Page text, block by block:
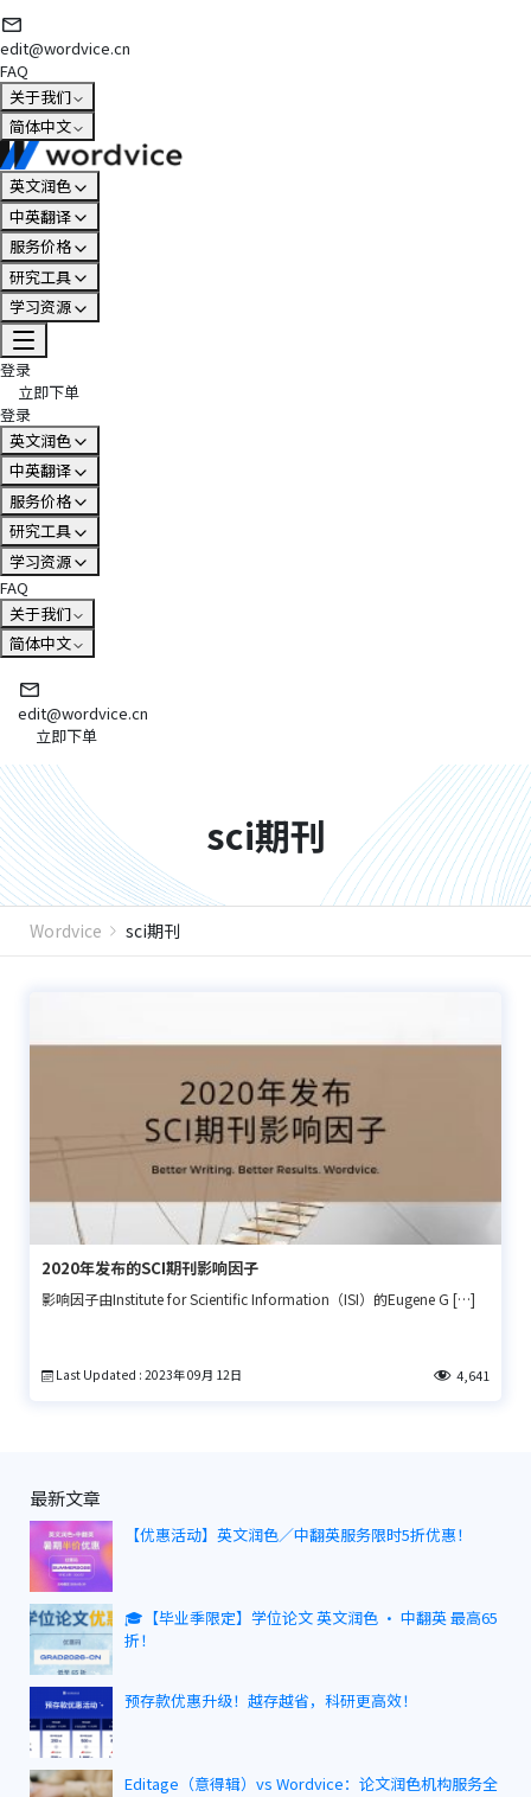
edit@wordvice.cn
FAQ
关于我们
简体中文
英文润色
中英翻译
服务价格
研究工具
学习资源
登录
立即下单
登录
英文润色
中英翻译
服务价格
研究工具
学习资源
FAQ
关于我们
简体中文
edit@wordvice.cn
立即下单
sci期刊
Wordvice sci期刊
2020年发布的SCI期刊影响因子
影响因子由Institute for Scientific Information（ISI）的Eugene G […]
Last Updated : 2023年 09月 12日 4,641
最新文章
【优惠活动】英文润色／中翻英服务限时5折优惠！
🎓【毕业季限定】学位论文 英文润色 · 中翻英 最高65
折！
预存款优惠升级！越存越省，科研更高效！
Editage（意得辑）vs Wordvice：论文润色机构服务全